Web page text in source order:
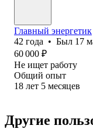
Главный энергетик
42 года • Был 17
60 000 ₽
Не ищет работу
Общий опыт
18 лет 5 месяцев
Другие